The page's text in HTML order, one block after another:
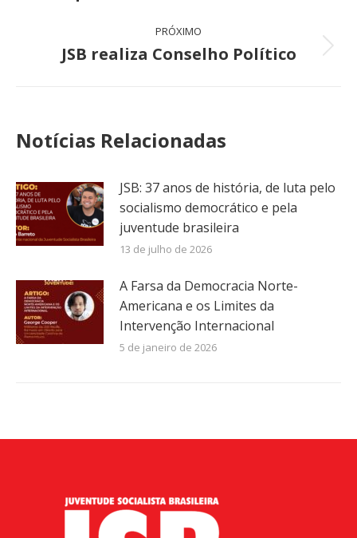
PRÓXIMO
Próximo
JSB realiza Conselho Político
Notícias Relacionadas
JSB: 37 anos de história, de luta pelo
socialismo democrático e pela
juventude brasileira
13 de julho de 2026
A Farsa da Democracia Norte-
Americana e os Limites da
Intervenção Internacional
5 de janeiro de 2026